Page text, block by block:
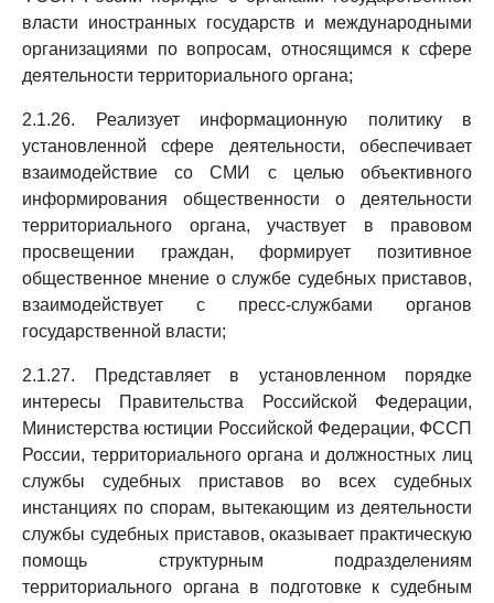
власти иностранных государств и международными
организациями по вопросам, относящимся к сфере
деятельности территориального органа;
2.1.26. Реализует информационную политику в
установленной сфере деятельности, обеспечивает
взаимодействие со СМИ с целью объективного
информирования общественности о деятельности
территориального органа, участвует в правовом
просвещении граждан, формирует позитивное
общественное мнение о службе судебных приставов,
взаимодействует с пресс-службами органов
государственной власти;
2.1.27. Представляет в установленном порядке
интересы Правительства Российской Федерации,
Министерства юстиции Российской Федерации, ФССП
России, территориального органа и должностных лиц
службы судебных приставов во всех судебных
инстанциях по спорам, вытекающим из деятельности
службы судебных приставов, оказывает практическую
помощь структурным подразделениям
территориального органа в подготовке к судебным